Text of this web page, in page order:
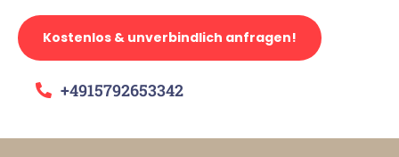
Kostenlos & unverbindlich anfragen!
+4915792653342